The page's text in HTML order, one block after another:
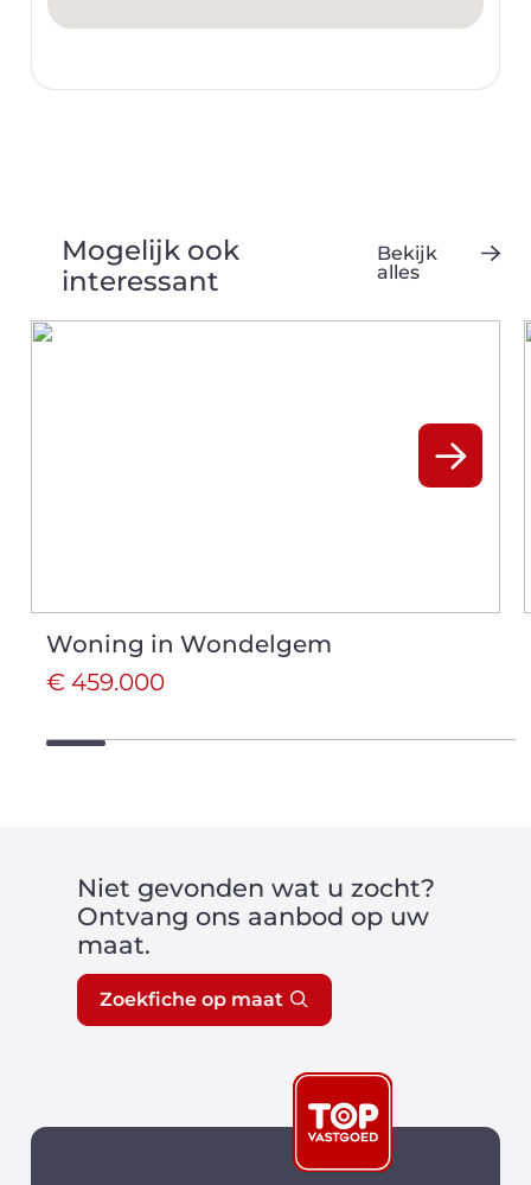
Mogelijk ook
interessant
Bekijk
alles
Woning in Wondelgem
€ 459.000
Niet gevonden wat u zocht?
Ontvang ons aanbod op uw
maat.
Zoekfiche op maat